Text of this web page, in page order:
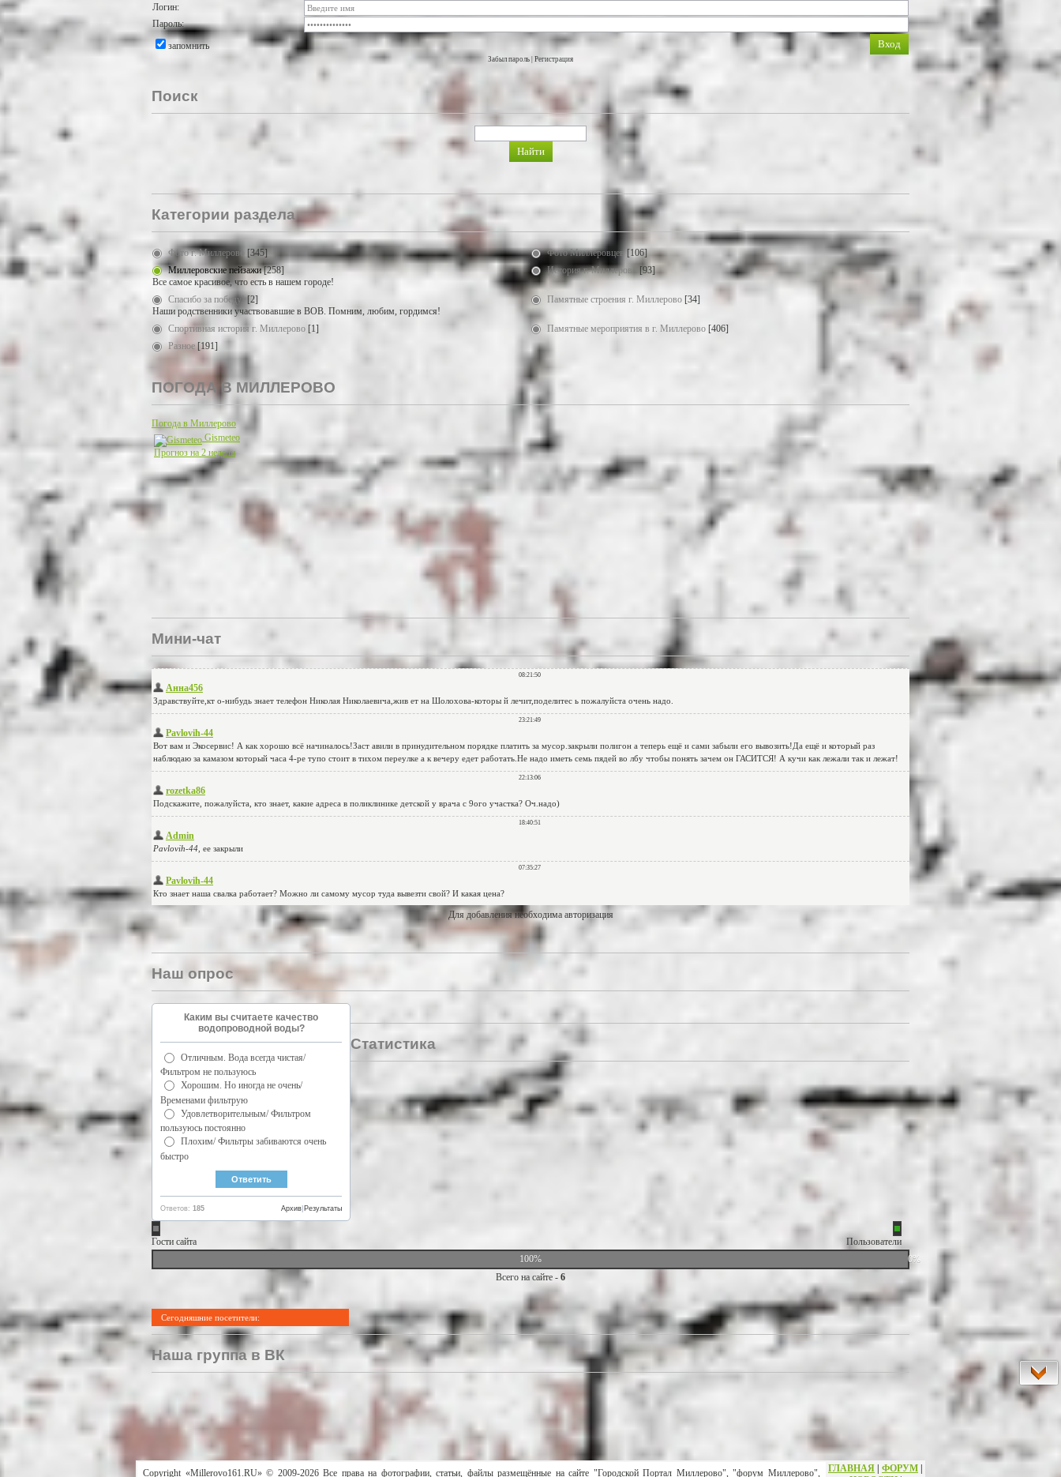
Логин:
Пароль:
запомнить
Забыл пароль Регистрация
Поиск
Категории раздела
Фото г. Миллерово [345] Фото Миллеровцев [106]
Миллеровские пейзажи [258]
Все самое красивое, что есть в нашем городе!
История г. Миллерово [93]
Спасибо за победу! [2]
Наши родственники участвовавшие в ВОВ. Помним, любим, гордимся!
Памятные строения г. Миллерово [34]
Спортивная история г. Миллерово [1] Памятные мероприятия в г. Миллерово [406]
Разное [191]
ПОГОДА В МИЛЛЕРОВО
Погода в Миллерово
Gismeteo
Прогноз на 2 недели
Мини-чат
Для добавления необходима авторизация
Наш опрос
Каким вы считаете качество
водопроводной воды?
Отличным. Вода всегда чистая/
Фильтром не пользуюсь
Хорошим. Но иногда не очень/
Временами фильтрую
Удовлетворительным/ Фильтром
пользуюсь постоянно
Плохим/ Фильтры забиваются очень
быстро
Ответов: 185 Результаты
Архив
Статистика
Гости сайта
Пользователи
100%
0%
Всего на сайте - 6
Сегодняшние посетители:
Наша группа в ВК
Copyright «Millerovo161.RU» © 2009-2026 Все права на фотографии, статьи, файлы размещённые на сайте "Городской Портал Миллерово", "форум Миллерово", ГЛАВНАЯ | ФОРУМ |